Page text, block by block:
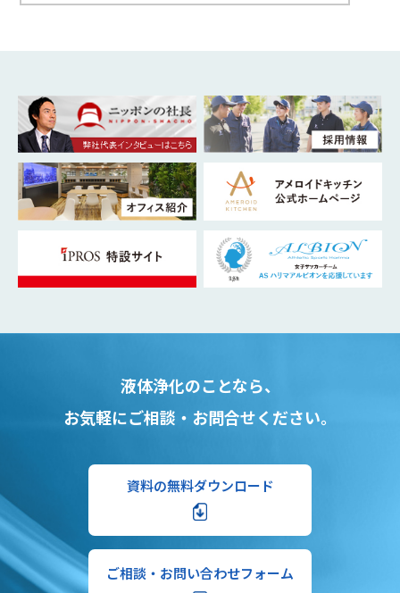
液体浄化のことなら、
お気軽にご相談・お問合せください。
資料の無料ダウンロード
ご相談・お問い合わせフォーム